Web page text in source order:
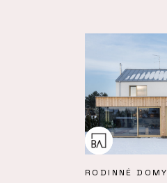
RODINNÉ DOMY